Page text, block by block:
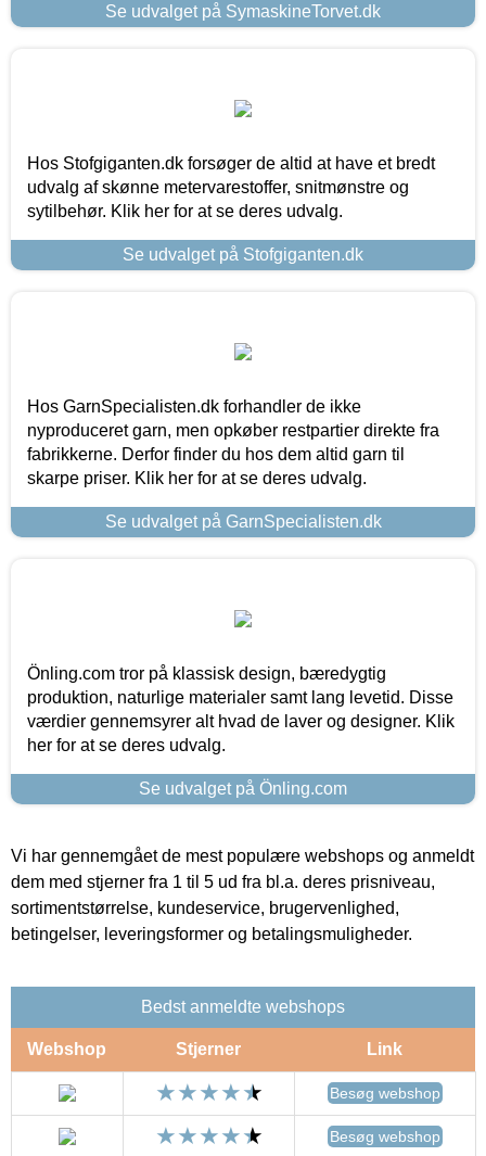
Se udvalget på SymaskineTorvet.dk
Hos Stofgiganten.dk forsøger de altid at have et bredt
udvalg af skønne metervarestoffer, snitmønstre og
sytilbehør. Klik her for at se deres udvalg.
Se udvalget på Stofgiganten.dk
Hos GarnSpecialisten.dk forhandler de ikke
nyproduceret garn, men opkøber restpartier direkte fra
fabrikkerne. Derfor finder du hos dem altid garn til
skarpe priser. Klik her for at se deres udvalg.
Se udvalget på GarnSpecialisten.dk
Önling.com tror på klassisk design, bæredygtig
produktion, naturlige materialer samt lang levetid. Disse
værdier gennemsyrer alt hvad de laver og designer. Klik
her for at se deres udvalg.
Se udvalget på Önling.com
Vi har gennemgået de mest populære webshops og anmeldt
dem med stjerner fra 1 til 5 ud fra bl.a. deres prisniveau,
sortimentstørrelse, kundeservice, brugervenlighed,
betingelser, leveringsformer og betalingsmuligheder.
Bedst anmeldte webshops
Webshop Stjerner Link
Besøg webshop
Besøg webshop